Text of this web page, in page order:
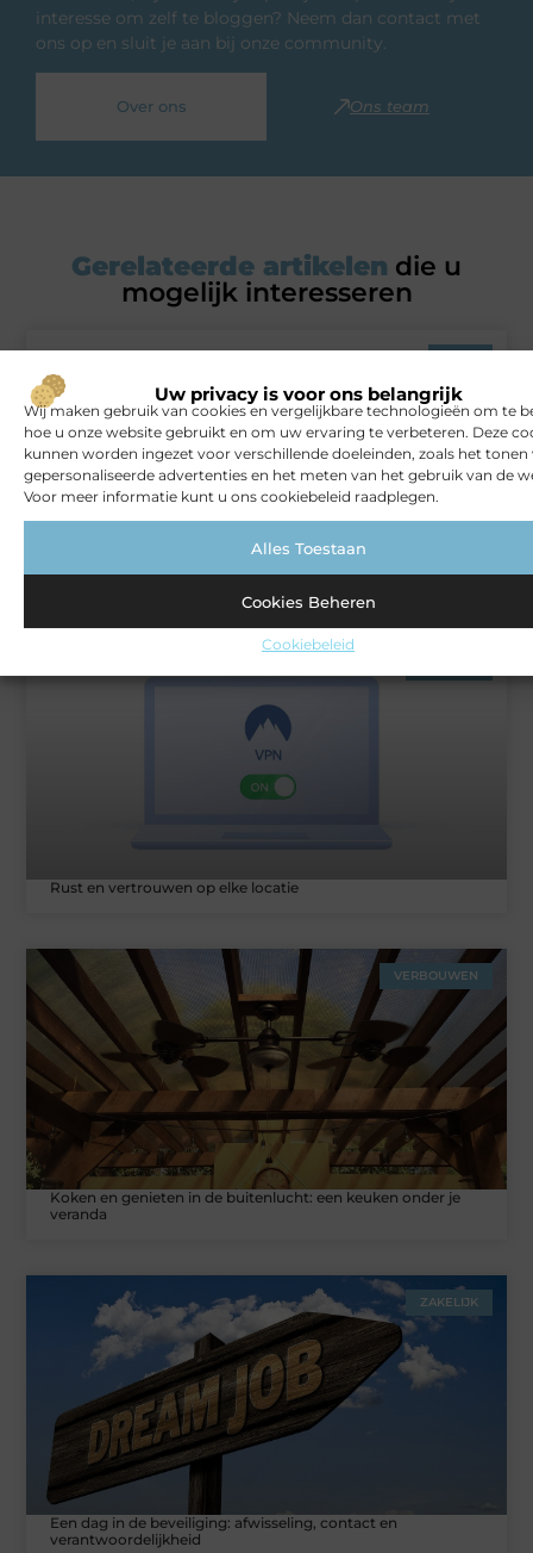
Uw privacy is voor ons belangrijk
Wij maken gebruik van cookies en vergelijkbare technologieën om te
hoe u onze website gebruikt en om uw ervaring te verbeteren. Deze
kunnen worden ingezet voor verschillende doeleinden, zoals het tonen
gepersonaliseerde advertenties en het meten van het gebruik van de
Voor meer informatie kunt u ons cookiebeleid raadplegen.
Alles Toestaan
Cookies Beheren
Cookiebeleid
interesse om zelf te bloggen? Neem dan contact met
ons op en sluit je aan bij onze community.
Over ons Ons team
Gerelateerde artikelen die u
mogelijk interesseren
Het gemak van een schoonmaakbedrijf voor jouw bedrijf
Rust en vertrouwen op elke locatie
VERBOUWEN
Koken en genieten in de buitenlucht: een keuken onder je
veranda
ZAKELIJK
Een dag in de beveiliging: afwisseling, contact en
verantwoordelijkheid